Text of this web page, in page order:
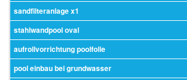
sandfilteranlage x1
stahlwandpool oval
aufrollvorrichtung poolfolie
pool einbau bei grundwasser